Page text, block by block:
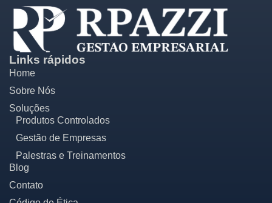
Links rápidos
Home
Sobre Nós
Soluções
Produtos Controlados
Gestão de Empresas
Palestras e Treinamentos
Blog
Contato